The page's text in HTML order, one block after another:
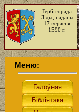
Герб горада
Ліды, наданы
17 верасня
1590 г.
Меню: